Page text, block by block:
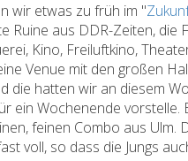
wir etwas zu früh im "
Ruine aus DDR-Zeiten, die
Kino, Freiluftkino,
Venue mit den großen
die hatten wir an diesem
ein Wochenende
feinen Combo aus
voll, so dass die Jungs